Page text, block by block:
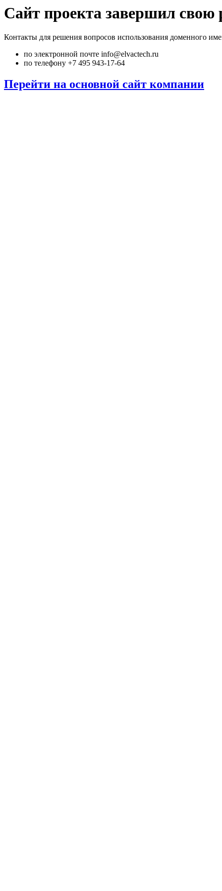
Сайт проекта завершил свою
Контакты для решения вопросов использования доменного
по электронной почте info@elvactech.ru
по телефону +7 495 943-17-64
Перейти на основной сайт компании